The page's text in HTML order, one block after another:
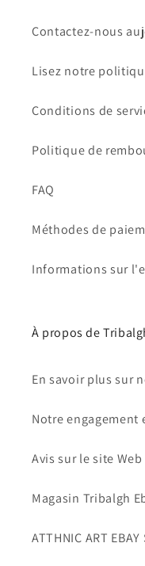
Contactez-nous
Lisez notre
Conditions de
Politique de
FAQ
Méthodes de
Informations sur
À propos de
En savoir plus sur
Notre engagement
Avis sur le site
Magasin Tribalgh
ATTHNIC ART EBAY